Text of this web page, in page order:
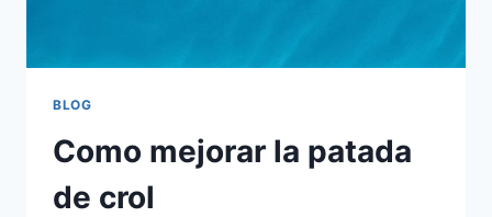
BLOG
Como mejorar la patada
de crol